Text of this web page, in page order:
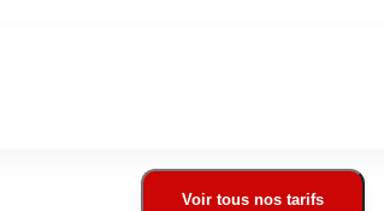
Voir tous nos tarifs